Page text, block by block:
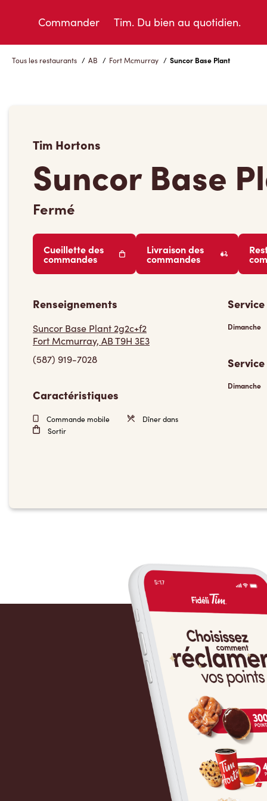
Commander Tim. Du bien au quotidien.
Tous les restaurants / AB / Fort Mcmurray / Suncor Base Plant
Tim Hortons
Suncor Base
Fermé
Cueillette des
commandes
Livraison des
commandes
Renseignements
Suncor Base Plant 2g2c+f2
Fort Mcmurray, AB T9H 3E3
(587) 919-7028
Caractéristiques
Commande mobile
Dîner dans
Sortir
Dimanche
Dimanche